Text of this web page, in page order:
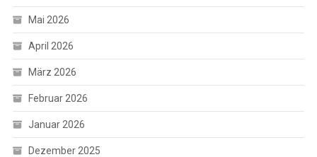
Mai 2026
April 2026
März 2026
Februar 2026
Januar 2026
Dezember 2025